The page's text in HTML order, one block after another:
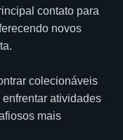
contato para
novos
colecionáveis
atividades
mais